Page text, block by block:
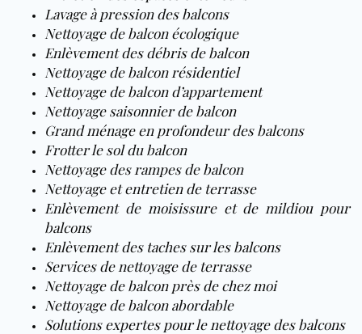
Lavage à pression des balcons
Nettoyage de balcon écologique
Enlèvement des débris de balcon
Nettoyage de balcon résidentiel
Nettoyage de balcon d’appartement
Nettoyage saisonnier de balcon
Grand ménage en profondeur des balcons
Frotter le sol du balcon
Nettoyage des rampes de balcon
Nettoyage et entretien de terrasse
Enlèvement de moisissure et de mildiou pour
balcons
Enlèvement des taches sur les balcons
Services de nettoyage de terrasse
Nettoyage de balcon près de chez moi
Nettoyage de balcon abordable
Solutions expertes pour le nettoyage des balcons